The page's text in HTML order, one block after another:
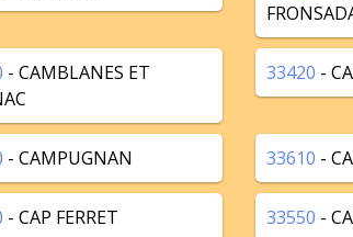
- CAMBLANES ET
33420 -
- CAMPUGNAN 33610 -
- CAP FERRET 33550 -